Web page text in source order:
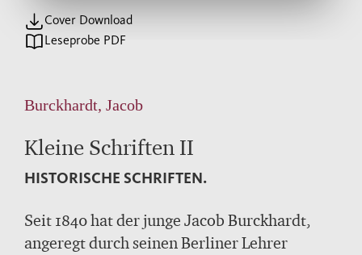
Cover Download
Leseprobe PDF
Burckhardt, Jacob
Kleine Schriften II
HISTORISCHE SCHRIFTEN.
Seit 1840 hat der junge Jacob Burckhardt,
angeregt durch seinen Berliner Lehrer